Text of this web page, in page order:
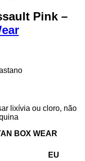
Pink –
lixívia ou cloro, não
BOX WEAR
EU